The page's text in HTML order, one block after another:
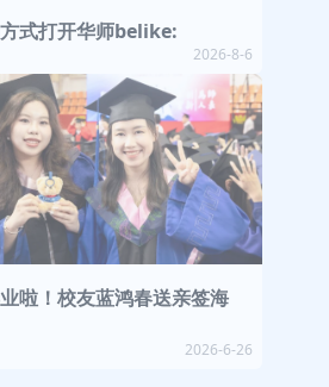
式打开华师belike:
2026-8-6
啦！校友蓝鸿春送亲签海
2026-6-26